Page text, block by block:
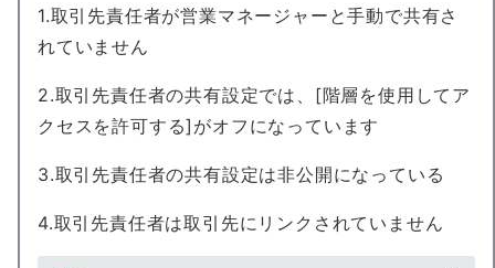
1.取引先責任者が営業マネージャーと手動で共有さ
れていません
2.取引先責任者の共有設定では、[階層を使用してア
クセスを許可する]がオフになっています
3.取引先責任者の共有設定は非公開になっている
4.取引先責任者は取引先にリンクされていません